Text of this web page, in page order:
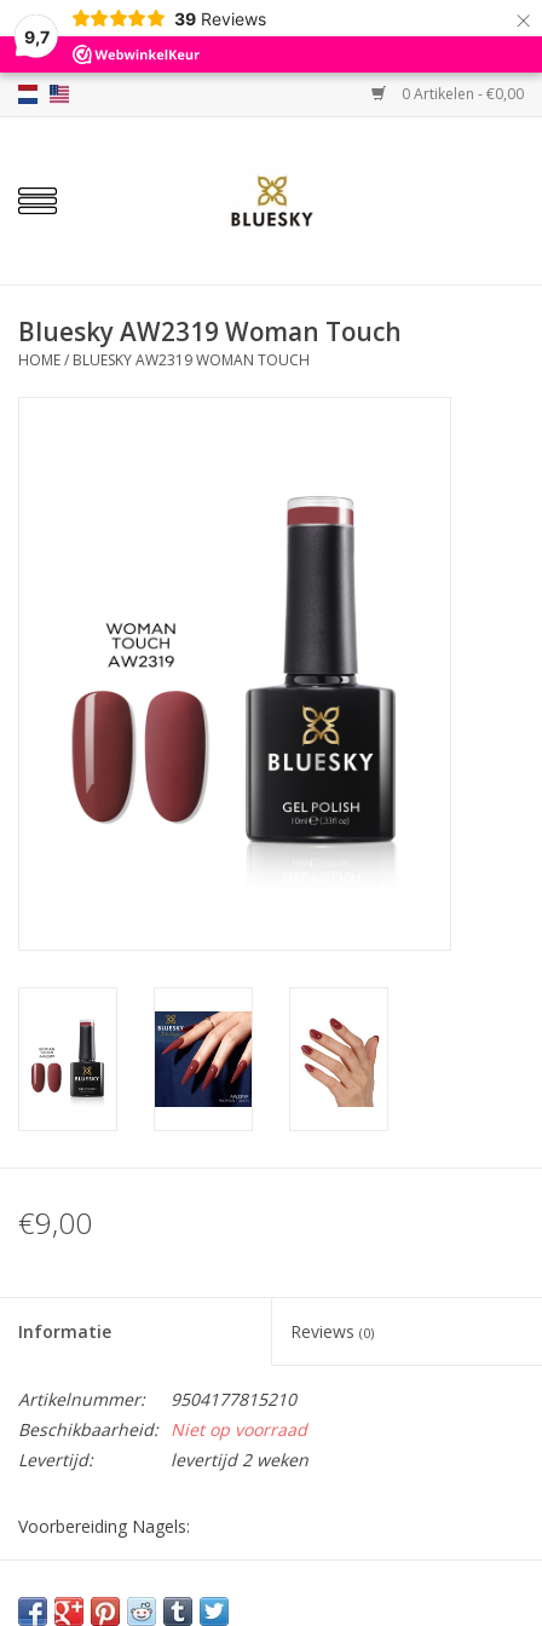
9,7
39 Reviews ×
0 Artikelen - €0,00
Home
Kleuren
Base & Top
Accessoires
Bluesky AW2319 Woman Touch
HOME/ BLUESKY AW2319 WOMAN TOUCH
€9,00
Informatie Reviews (0)
Artikelnummer:
9504177815210
Beschikbaarheid: Niet op voorraad
Levertijd:
levertijd 2 weken
Voorbereiding Nagels:
nageloppervlak en maak deze schoon met Bluesky Cleanser